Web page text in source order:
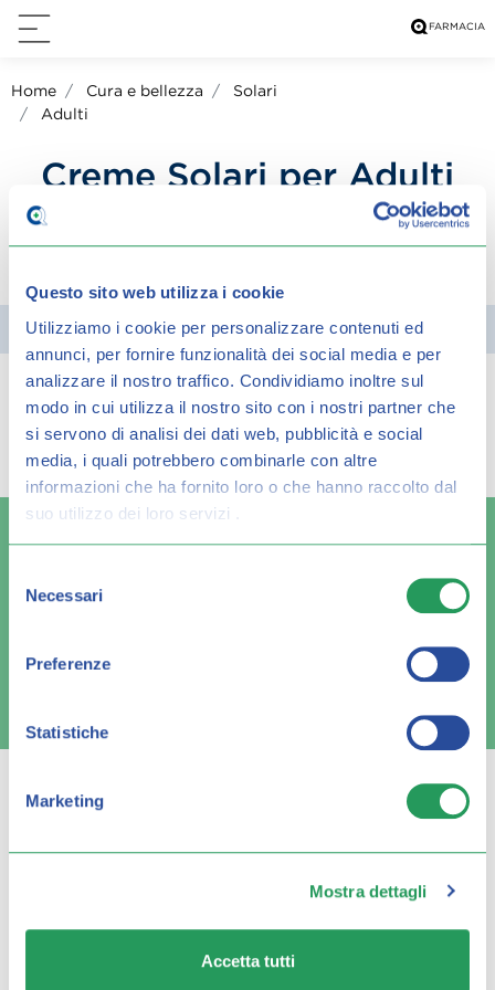
Questo sito web utilizza i cookie
Utilizziamo i cookie per personalizzare contenuti ed
annunci, per fornire funzionalità dei social media e per
analizzare il nostro traffico. Condividiamo inoltre sul
modo in cui utilizza il nostro sito con i nostri partner che
si servono di analisi dei dati web, pubblicità e social
media, i quali potrebbero combinarle con altre
informazioni che ha fornito loro o che hanno raccolto dal
suo utilizzo dei loro servizi .
delNecessari
Preferenze
Statistiche
Marketing
Mostra dettagli
Accetta tutti
Home Cura e bellezza
Solari
Adulti
Creme Solari per Adulti
Filtra
Spiacenti, ma non è stato trovato alcun
risultato per:
Pagamenti sicuri